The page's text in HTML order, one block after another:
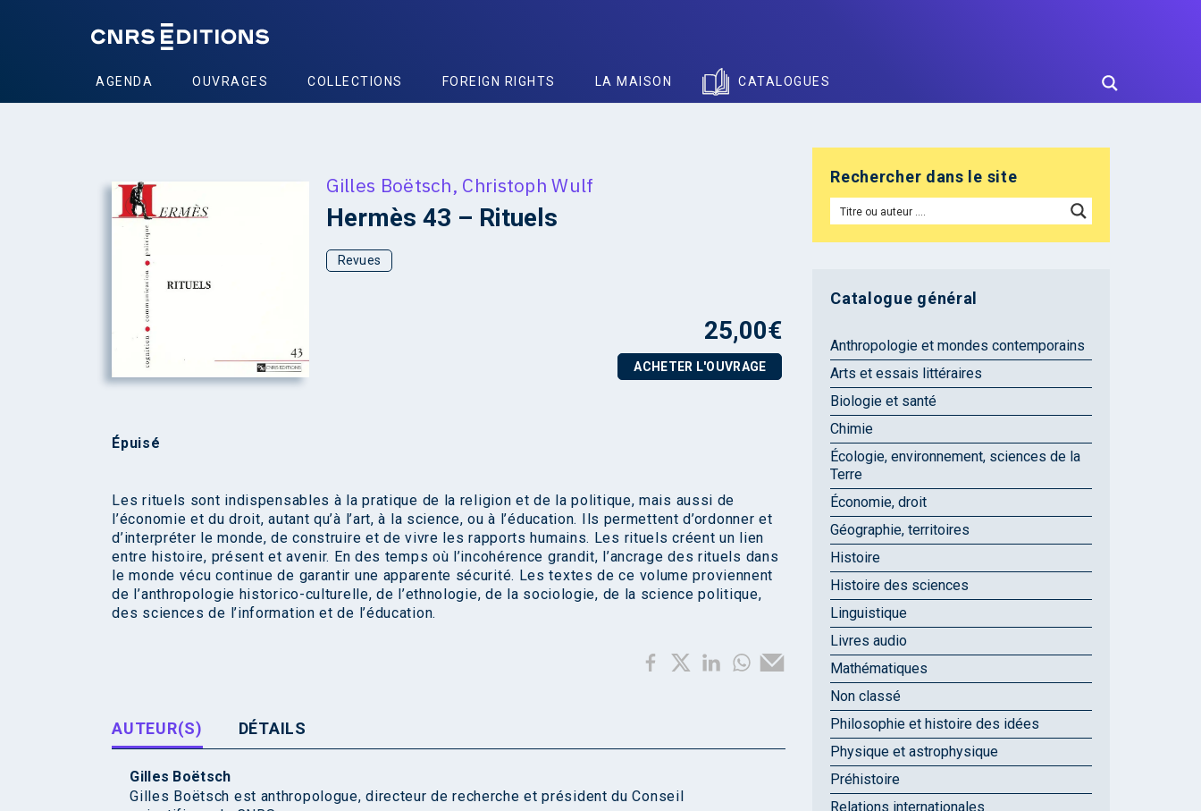
AGENDA OUVRAGES COLLECTIONS FOREIGN RIGHTS LA MAISON CATALOGUES
+
Gilles Boëtsch, Christoph Wulf
Hermès 43 – Rituels
Revues
25,00€
ACHETER L'OUVRAGE
Épuisé
Les rituels sont indispensables à la pratique de la religion et de la politique, mais aussi de
l’économie et du droit, autant qu’à l’art, à la science, ou à l’éducation. Ils permettent d’ordonner et
d’interpréter le monde, de construire et de vivre les rapports humains. Les rituels créent un lien
entre histoire, présent et avenir. En des temps où l’incohérence grandit, l’ancrage des rituels dans
le monde vécu continue de garantir une apparente sécurité. Les textes de ce volume proviennent
de l’anthropologie historico-culturelle, de l’ethnologie, de la sociologie, de la science politique,
des sciences de l’information et de l’éducation.
AUTEUR(S) DÉTAILS
Gilles Boëtsch
Gilles Boëtsch est anthropologue, directeur de recherche et président du Conseil
Rechercher dans le site
Catalogue général
Anthropologie et mondes contemporains
Arts et essais littéraires
Biologie et santé
Chimie
Écologie, environnement, sciences de la
Terre
Économie, droit
Géographie, territoires
Histoire
Histoire des sciences
Linguistique
Livres audio
Mathématiques
Non classé
Philosophie et histoire des idées
Physique et astrophysique
Préhistoire
Relations internationales